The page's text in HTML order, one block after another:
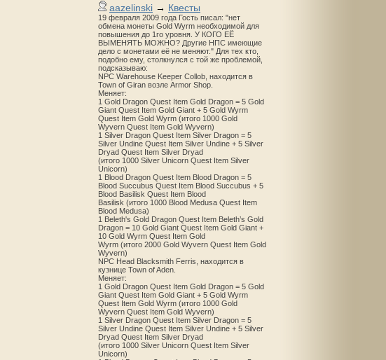
aazelinski → Квесты
19 февраля 2009 года Гость писал: "нет
обмена монеты Gold Wyrm необходимой для
повышения до 1го уровня. У КОГО ЕЁ
ВЫМЕНЯТЬ МОЖНО? Другие НПС имеющие
дело с монетами её не меняют." Для тех кто,
подобно ему, столкнулся с той же проблемой,
подсказываю:
NPC Warehouse Keeper Collob, находится в
Town of Giran возле Armor Shop.
Меняет:
1 Gold Dragon Quest Item Gold Dragon = 5 Gold
Giant Quest Item Gold Giant + 5 Gold Wyrm
Quest Item Gold Wyrm (итого 1000 Gold
Wyvern Quest Item Gold Wyvern)
1 Silver Dragon Quest Item Silver Dragon = 5
Silver Undine Quest Item Silver Undine + 5 Silver
Dryad Quest Item Silver Dryad
(итого 1000 Silver Unicorn Quest Item Silver
Unicorn)
1 Blood Dragon Quest Item Blood Dragon = 5
Blood Succubus Quest Item Blood Succubus + 5
Blood Basilisk Quest Item Blood
Basilisk (итого 1000 Blood Medusa Quest Item
Blood Medusa)
1 Beleth's Gold Dragon Quest Item Beleth’s Gold
Dragon = 10 Gold Giant Quest Item Gold Giant +
10 Gold Wyrm Quest Item Gold
Wyrm (итого 2000 Gold Wyvern Quest Item Gold
Wyvern)
NPC Head Blacksmith Ferris, находится в
кузнице Town of Aden.
Меняет:
1 Gold Dragon Quest Item Gold Dragon = 5 Gold
Giant Quest Item Gold Giant + 5 Gold Wyrm
Quest Item Gold Wyrm (итого 1000 Gold
Wyvern Quest Item Gold Wyvern)
1 Silver Dragon Quest Item Silver Dragon = 5
Silver Undine Quest Item Silver Undine + 5 Silver
Dryad Quest Item Silver Dryad
(итого 1000 Silver Unicorn Quest Item Silver
Unicorn)